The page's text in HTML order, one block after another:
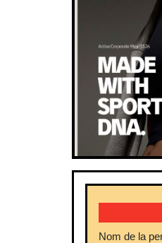
Nom de la